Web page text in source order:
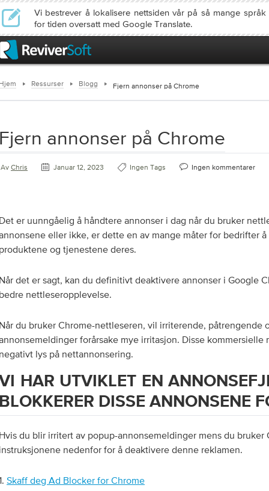
Vi bestrever å lokalisere nettsiden vår på så mange
for tiden oversatt med Google Translate.
Ressurser Blogg Fjern annonser på Chrome
annonser på Chrome
Av Chris Januar 12, 2023 Ingen Tags Ingen kommentarer
er uunngåelig å håndtere annonser i dag når du bruker
eller ikke, er dette en av mange måter for bedrifter
og tjenestene deres.
det er sagt, kan du definitivt deaktivere annonser i Google
nettleseropplevelse.
du bruker Chrome-nettleseren, vil irriterende, påtrengende
forårsake mye irritasjon. Disse kommersielle
lys på nettannonsering.
HAR UTVIKLET EN
DISSE ANNONSENE
du blir irritert av popup-annonsemeldinger mens du bruker
nedenfor for å deaktivere denne reklamen.
Skaff deg Ad Blocker for Chrome